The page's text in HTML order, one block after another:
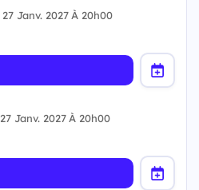
27 Janv. 2027 À 20h00
27 Janv. 2027 À 20h00